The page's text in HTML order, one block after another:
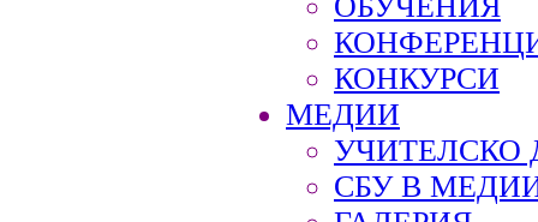
КОНКУРСИ
МЕДИИ
УЧИТЕЛСКО
СБУ В